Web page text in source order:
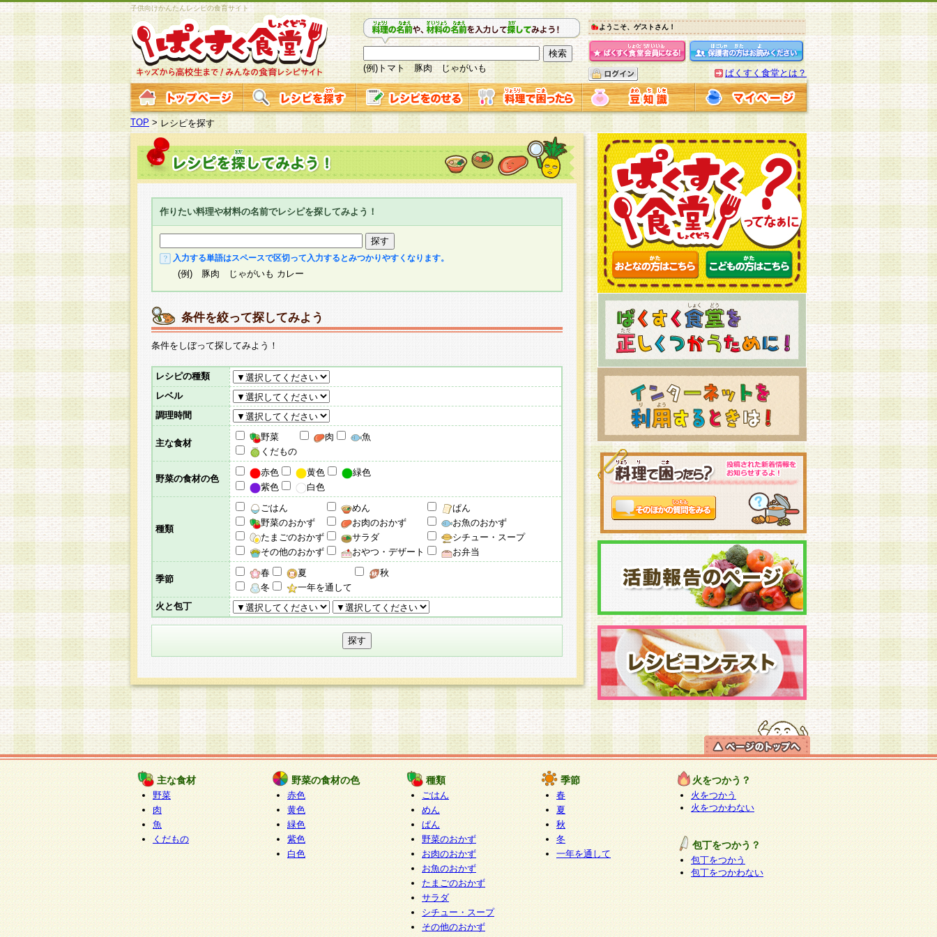
子供向けかんたんレシピの食育サイト
(例)トマト 豚肉 じゃがいも
ようこそ、ゲストさん！
ぱくすく食堂とは？
TOP >レシピを探す
作りたい料理や材料の名前でレシピを探してみよう！
入力する単語はスペースで区切って入力するとみつかりやすくなります。
(例) 豚肉 じゃがいも カレー
条件を絞って探してみよう
条件をしぼって探してみよう！
レシピの種類
レベル
調理時間
主な食材
野菜 肉
魚
くだもの
野菜の食材の色
赤色 黄色
緑色
紫色
白色
種類
ごはん めん
ぱん
野菜のおかず
お肉のおかず
お魚のおかず
たまごのおかず
サラダ
シチュー・スープ
その他のおかず
おやつ・デザート お弁当
季節
春 夏
秋
冬
一年を通して
火と包丁
主な食材
野菜
肉
魚
くだもの
野菜の食材の色
赤色
黄色
緑色
紫色
白色
種類
ごはん
めん
ぱん
野菜のおかず
お肉のおかず
お魚のおかず
たまごのおかず
サラダ
シチュー・スープ
その他のおかず
季節
春
夏
秋
冬
一年を通して
火をつかう？
火をつかう
火をつかわない
包丁をつかう？
包丁をつかう
包丁をつかわない